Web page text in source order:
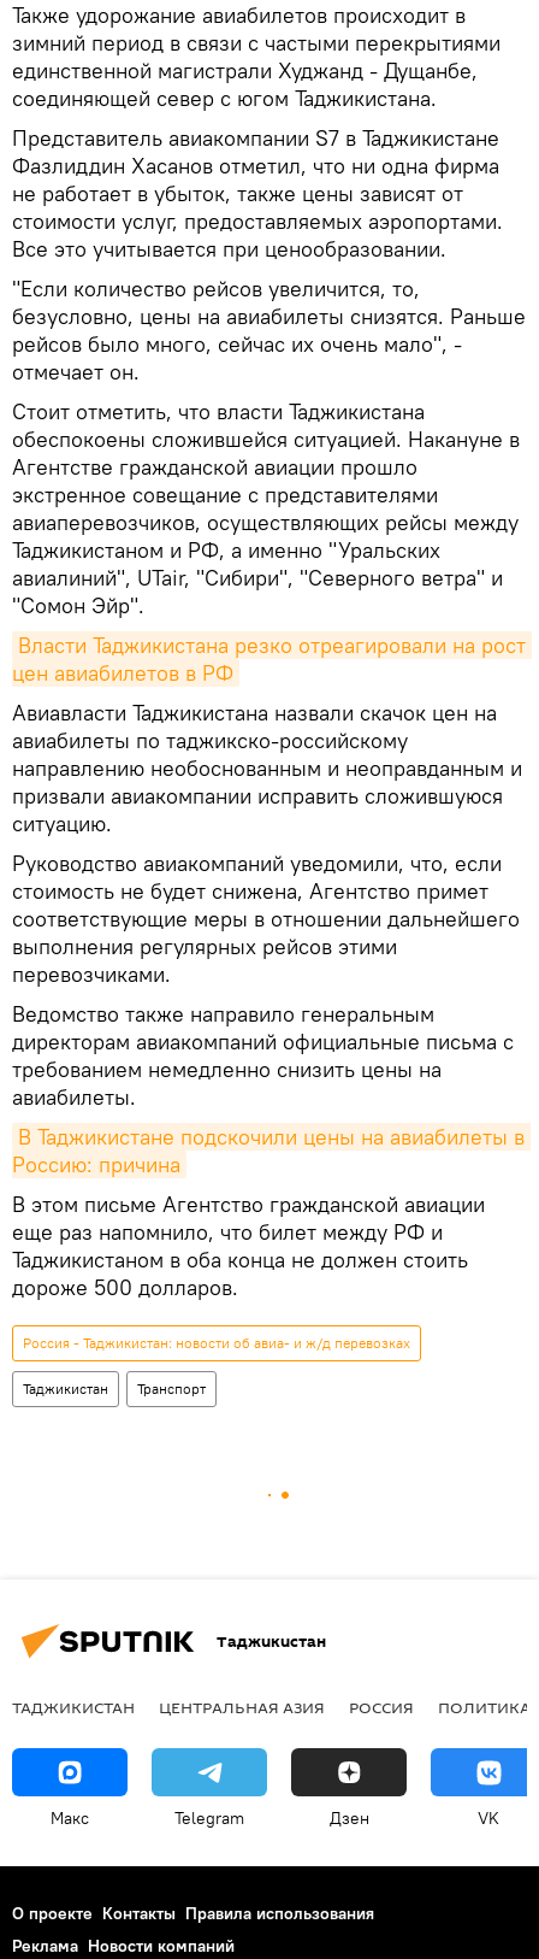
Также удорожание авиабилетов происходит в
зимний период в связи с частыми перекрытиями
единственной магистрали Худжанд - Дущанбе,
соединяющей север с югом Таджикистана.
Представитель авиакомпании S7 в Таджикистане
Фазлиддин Хасанов отметил, что ни одна фирма
не работает в убыток, также цены зависят от
стоимости услуг, предоставляемых аэропортами.
Все это учитывается при ценообразовании.
"Если количество рейсов увеличится, то,
безусловно, цены на авиабилеты снизятся. Раньше
рейсов было много, сейчас их очень мало", -
отмечает он.
Стоит отметить, что власти Таджикистана
обеспокоены сложившейся ситуацией. Накануне в
Агентстве гражданской авиации прошло
экстренное совещание с представителями
авиаперевозчиков, осуществляющих рейсы между
Таджикистаном и РФ, а именно "Уральских
авиалиний", UTair, "Сибири", "Северного ветра" и
"Сомон Эйр".
Власти Таджикистана резко отреагировали на рост
цен авиабилетов в РФ
Авиавласти Таджикистана назвали скачок цен на
авиабилеты по таджикско-российскому
направлению необоснованным и неоправданным и
призвали авиакомпании исправить сложившуюся
ситуацию.
Руководство авиакомпаний уведомили, что, если
стоимость не будет снижена, Агентство примет
соответствующие меры в отношении дальнейшего
выполнения регулярных рейсов этими
перевозчиками.
Ведомство также направило генеральным
директорам авиакомпаний официальные письма с
требованием немедленно снизить цены на
авиабилеты.
В Таджикистане подскочили цены на авиабилеты в
Россию: причина
В этом письме Агентство гражданской авиации
еще раз напомнило, что билет между РФ и
Таджикистаном в оба конца не должен стоить
дороже 500 долларов.
Россия - Таджикистан: новости об авиа- и ж/д перевозках
Таджикистан Транспорт
Таджикистан
ТАДЖИКИСТАН ЦЕНТРАЛЬНАЯ АЗИЯ РОССИЯ ПОЛИТИКА
Макс Telegram Дзен VK
О проекте Контакты Правила использования
Реклама Новости компаний